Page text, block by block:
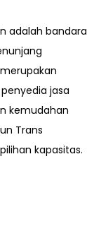
adalah bandara
penyedia jasa
kemudahan
Trans
kapasitas.